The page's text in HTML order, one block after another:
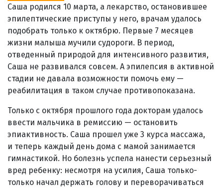
Саша родился 10 марта, а лекарство, остановившее
эпилептические приступы у него, врачам удалось
подобрать только к октябрю. Первые 7 месяцев
жизни малыша мучили судороги. В период,
отведенный природой для интенсивного развития,
Саша не развивался совсем. А эпилепсия в активной
стадии не давала возможности помочь ему —
реабилитация в таком случае противопоказана.
Только с октября прошлого года докторам удалось
ввести мальчика в ремиссию — остановить
эпиактивность. Саша прошел уже 3 курса массажа,
и теперь каждый день дома с мамой занимается
гимнастикой. Но болезнь успела нанести серьезный
вред ребенку: несмотря на усилия, Саша только-
только начал держать голову и переворачиваться